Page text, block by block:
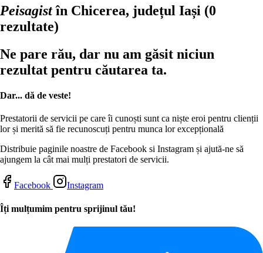
Peisagistîn Chicerea, județul Iași (0
rezultate)
Ne pare rău, dar nu am găsit niciun
rezultat pentru căutarea ta.
Dar... dă de veste!
Prestatorii de servicii pe care îi cunoști sunt ca niște eroi pentru clienții
lor și merită să fie recunoscuți pentru munca lor excepțională
Distribuie paginile noastre de Facebook si Instagram și ajută-ne să
ajungem la cât mai mulți prestatori de servicii.
Facebook Instagram
Îți mulțumim pentru sprijinul tău!